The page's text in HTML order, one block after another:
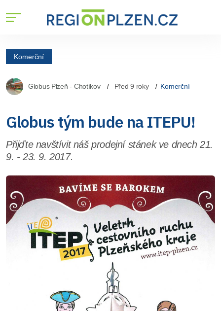
Komerční
Globus Plzeň - Chotíkov Před 9 roky Komerční
Globus tým bude na ITEPU!
Přijďte navštívit náš prodejní stánek ve dnech 21.
9. - 23. 9. 2017.